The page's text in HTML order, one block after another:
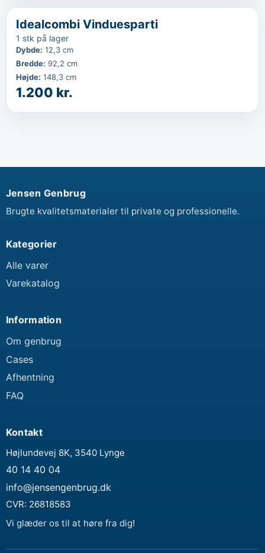
‹
Idealcombi Vinduesparti
1 stk på lager
Dybde: 12,3 cm
Bredde: 92,2 cm
Højde: 148,3 cm
1.200 kr.
Jensen Genbrug
Brugte kvalitetsmaterialer til private og professionelle.
Kategorier
Alle varer
Varekatalog
Information
Om genbrug
Cases
Afhentning
FAQ
Kontakt
Højlundevej 8K, 3540 Lynge
40 14 40 04
info@jensengenbrug.dk
CVR: 26818583
Vi glæder os til at høre fra dig!